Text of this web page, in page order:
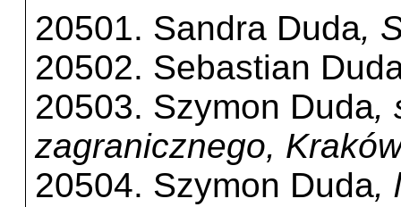
20501. Sandra Duda,
20502. Sebastian
20503. Szymon Duda,
zagranicznego,
20504. Szymon Duda,